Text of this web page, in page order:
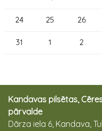
24 25 26
31 1 2
Kandavas pilsētas,
pārvalde
Dārza iela 6, Kandava,